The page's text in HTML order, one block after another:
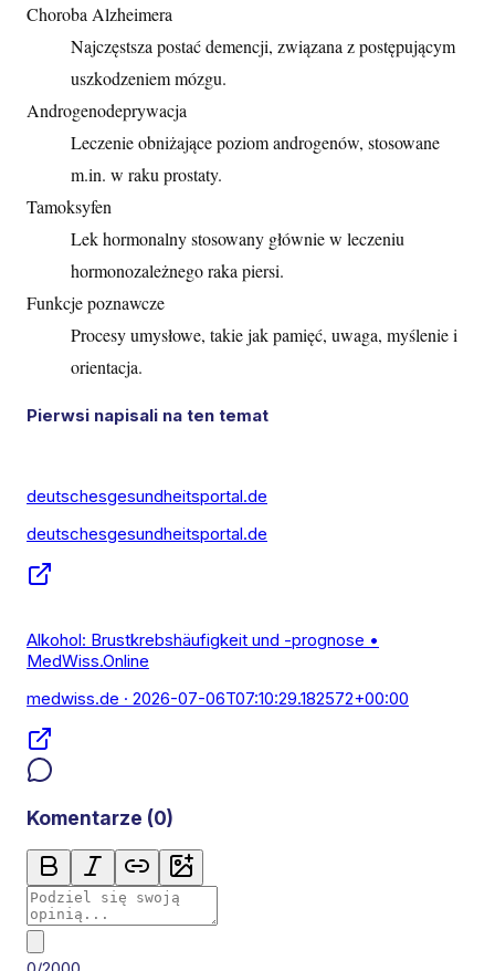
Choroba Alzheimera
Najczęstsza postać demencji, związana z postępującym
uszkodzeniem mózgu.
Androgenodeprywacja
Leczenie obniżające poziom androgenów, stosowane
m.in. w raku prostaty.
Tamoksyfen
Lek hormonalny stosowany głównie w leczeniu
hormonozależnego raka piersi.
Funkcje poznawcze
Procesy umysłowe, takie jak pamięć, uwaga, myślenie i
orientacja.
Pierwsi napisali na ten temat
deutschesgesundheitsportal.de
deutschesgesundheitsportal.de
Alkohol: Brustkrebshäufigkeit und -prognose •
MedWiss.Online
medwiss.de · 2026-07-06T07:10:29.182572+00:00
Komentarze (0)